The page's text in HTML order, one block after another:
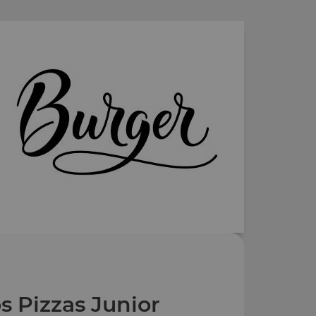
Pizzas Junior